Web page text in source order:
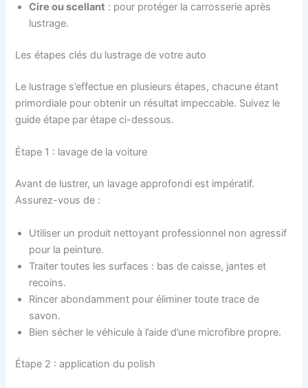
Cire ou scellant : pour protéger la carrosserie après
lustrage.
Les étapes clés du lustrage de votre auto
Le lustrage s’effectue en plusieurs étapes, chacune étant
primordiale pour obtenir un résultat impeccable. Suivez le
guide étape par étape ci-dessous.
Étape 1 : lavage de la voiture
Avant de lustrer, un lavage approfondi est impératif.
Assurez-vous de :
Utiliser un produit nettoyant professionnel non agressif
pour la peinture.
Traiter toutes les surfaces : bas de caisse, jantes et
recoins.
Rincer abondamment pour éliminer toute trace de
savon.
Bien sécher le véhicule à l’aide d’une microfibre propre.
Étape 2 : application du polish